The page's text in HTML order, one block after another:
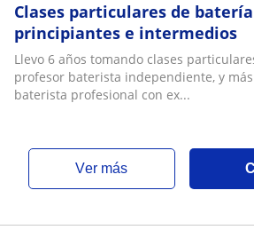
Clases particulares de
principiantes e intermedios
Llevo 6 años tomando clases
profesor baterista independiente, y
baterista profesional con ex...
ver más